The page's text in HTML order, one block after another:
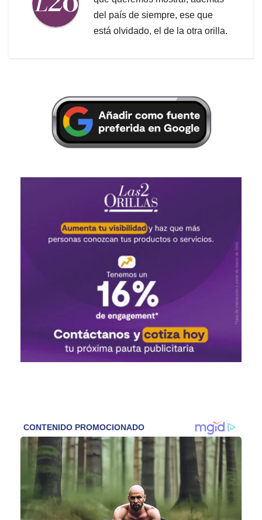
del país de siempre, ese que
está olvidado, el de la otra orilla.